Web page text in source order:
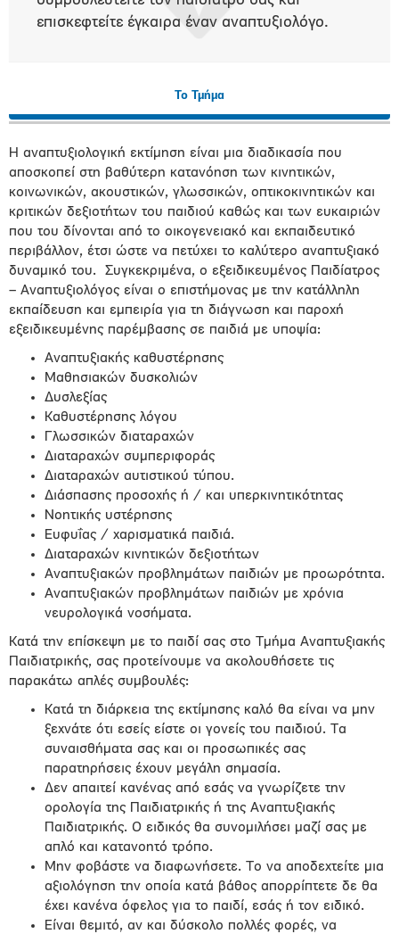
επισκεφτείτε έγκαιρα έναν αναπτυξιολόγο.
Το Τμήμα
Η αναπτυξιολογική εκτίμηση είναι μια διαδικασία που
αποσκοπεί στη βαθύτερη κατανόηση των κινητικών,
κοινωνικών, ακουστικών, γλωσσικών, οπτικοκινητικών και
κριτικών δεξιοτήτων του παιδιού καθώς και των ευκαιριών
που του δίνονται από το οικογενειακό και εκπαιδευτικό
περιβάλλον, έτσι ώστε να πετύχει το καλύτερο αναπτυξιακό
δυναμικό του. Συγκεκριμένα, ο εξειδικευμένος Παιδίατρος
– Αναπτυξιολόγος είναι ο επιστήμονας με την κατάλληλη
εκπαίδευση και εμπειρία για τη διάγνωση και παροχή
εξειδικευμένης παρέμβασης σε παιδιά με υποψία:
Αναπτυξιακής καθυστέρησης
Μαθησιακών δυσκολιών
Δυσλεξίας
Καθυστέρησης λόγου
Γλωσσικών διαταραχών
Διαταραχών συμπεριφοράς
Διαταραχών αυτιστικού τύπου.
Διάσπασης προσοχής ή / και υπερκινητικότητας
Νοητικής υστέρησης
Ευφυΐας / χαρισματικά παιδιά.
Διαταραχών κινητικών δεξιοτήτων
Αναπτυξιακών προβλημάτων παιδιών με προωρότητα.
Αναπτυξιακών προβλημάτων παιδιών με χρόνια
νευρολογικά νοσήματα.
Κατά την επίσκεψη με το παιδί σας στο Τμήμα Αναπτυξιακής
Παιδιατρικής, σας προτείνουμε να ακολουθήσετε τις
παρακάτω απλές συμβουλές:
Κατά τη διάρκεια της εκτίμησης καλό θα είναι να μην
ξεχνάτε ότι εσείς είστε οι γονείς του παιδιού. Τα
συναισθήματα σας και οι προσωπικές σας
παρατηρήσεις έχουν μεγάλη σημασία.
Δεν απαιτεί κανένας από εσάς να γνωρίζετε την
ορολογία της Παιδιατρικής ή της Αναπτυξιακής
Παιδιατρικής. Ο ειδικός θα συνομιλήσει μαζί σας με
απλό και κατανοητό τρόπο.
Μην φοβάστε να διαφωνήσετε. Το να αποδεχτείτε μια
αξιολόγηση την οποία κατά βάθος απορρίπτετε δε θα
έχει κανένα όφελος για το παιδί, εσάς ή τον ειδικό.
Είναι θεμιτό, αν και δύσκολο πολλές φορές, να